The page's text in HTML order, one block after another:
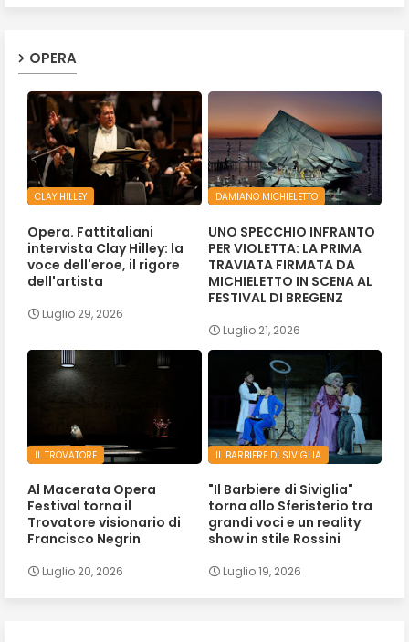
OPERA
CLAY HILLEY
Opera. Fattitaliani
intervista Clay Hilley: la
voce dell'eroe, il rigore
dell'artista
Luglio 29, 2026
DAMIANO MICHIELETTO
UNO SPECCHIO INFRANTO
PER VIOLETTA: LA PRIMA
TRAVIATA FIRMATA DA
MICHIELETTO IN SCENA AL
FESTIVAL DI BREGENZ
Luglio 21, 2026
IL TROVATORE
Al Macerata Opera
Festival torna il
Trovatore visionario di
Francisco Negrin
Luglio 20, 2026
IL BARBIERE DI SIVIGLIA
"Il Barbiere di Siviglia"
torna allo Sferisterio tra
grandi voci e un reality
show in stile Rossini
Luglio 19, 2026